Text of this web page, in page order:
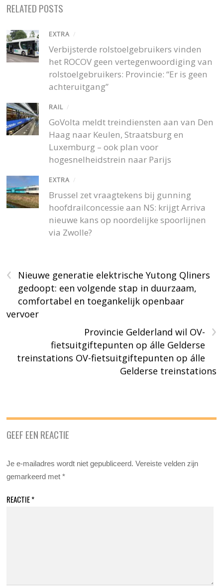
RELATED POSTS
EXTRA /
Verbijsterde rolstoelgebruikers vinden
het ROCOV geen vertegenwoordiging van
rolstoelgebruikers: Provincie: “Er is geen
achteruitgang”
RAIL /
GoVolta meldt treindiensten aan van Den
Haag naar Keulen, Straatsburg en
Luxemburg – ook plan voor
hogesnelheidstrein naar Parijs
EXTRA /
Brussel zet vraagtekens bij gunning
hoofdrailconcessie aan NS: krijgt Arriva
nieuwe kans op noordelijke spoorlijnen
via Zwolle?
‹
Nieuwe generatie elektrische Yutong Qliners
gedoopt: een volgende stap in duurzaam,
comfortabel en toegankelijk openbaar
vervoer
›
Provincie Gelderland wil OV-
fietsuitgiftepunten op álle Gelderse
treinstations OV-fietsuitgiftepunten op álle
Gelderse treinstations
GEEF EEN REACTIE
Je e-mailadres wordt niet gepubliceerd. Vereiste velden zijn
gemarkeerd met*
REACTIE*